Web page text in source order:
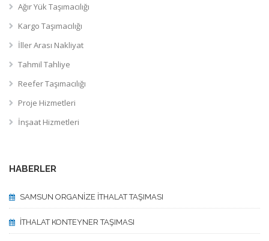
Ağır Yük Taşımacılığı
Kargo Taşımacılığı
İller Arası Nakliyat
Tahmil Tahliye
Reefer Taşımacılığı
Proje Hizmetleri
İnşaat Hizmetleri
HABERLER
SAMSUN ORGANİZE İTHALAT TAŞIMASI
İTHALAT KONTEYNER TAŞIMASI